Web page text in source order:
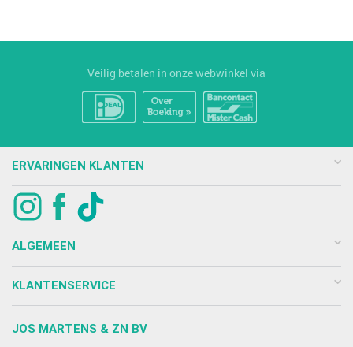
Veilig betalen in onze webwinkel via
ERVARINGEN KLANTEN
ALGEMEEN
KLANTENSERVICE
JOS MARTENS & ZN BV